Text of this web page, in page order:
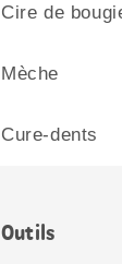
Cire de
Mèche
Cure-dents
Outils